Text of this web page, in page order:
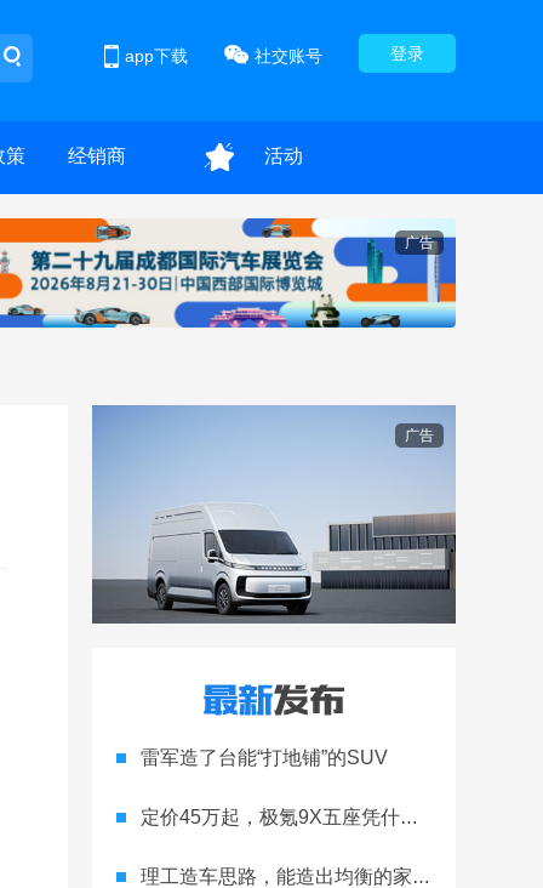
登录
社交账号
app下载
策 经销商 活动
广告
广告
雷军造了台能“打地铺”的SUV
定价45万起，极氪9X五座凭什么领跑高端
理工造车思路，能造出均衡的家用轿跑吗